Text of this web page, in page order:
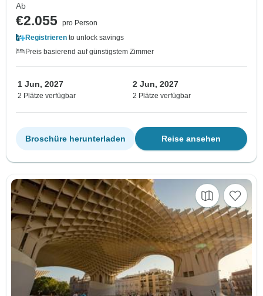
Ab
€2.055 pro Person
Registrieren to unlock savings
Preis basierend auf günstigstem Zimmer
1 Jun, 2027
2 Plätze verfügbar
2 Jun, 2027
2 Plätze verfügbar
Reise ansehen
Broschüre herunterladen